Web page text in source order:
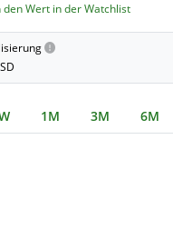
den Wert in der Watchlist
1M 3M 6M